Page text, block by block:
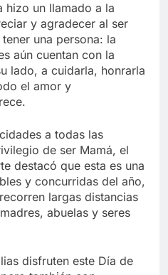
hizo un llamado a la
y agradecer al ser
una persona: la
aún cuentan con la
lado, a cuidarla, honrarla
el amor y
a todas las
de ser Mamá, el
destacó que esta es una
y concurridas del año,
largas distancias
abuelas y seres
disfruten este Día de